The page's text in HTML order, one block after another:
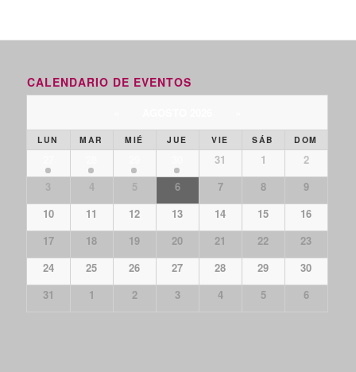
CALENDARIO DE EVENTOS
LUN MAR MIÉ JUE VIE SÁB DOM
31 1
2
3
4 5 6 7 8
9
10
11 12 13 14 15
16
17
18 19 20 21 22
23
24
25 26 27 28 29
30
31
1 2 3 4 5 6